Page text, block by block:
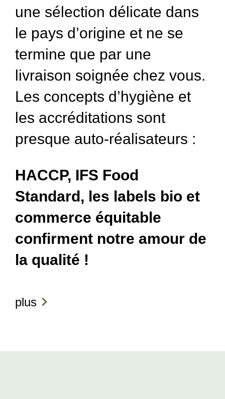
une sélection délicate dans
le pays d’origine et ne se
termine que par une
livraison soignée chez vous.
Les concepts d’hygiène et
les accréditations sont
presque auto-réalisateurs :
HACCP, IFS Food
Standard, les labels bio et
commerce équitable
confirment notre amour de
la qualité !
plus